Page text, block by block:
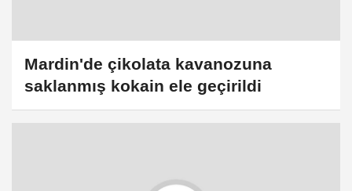
Mardin'de çikolata kavanozuna
saklanmış kokain ele geçirildi